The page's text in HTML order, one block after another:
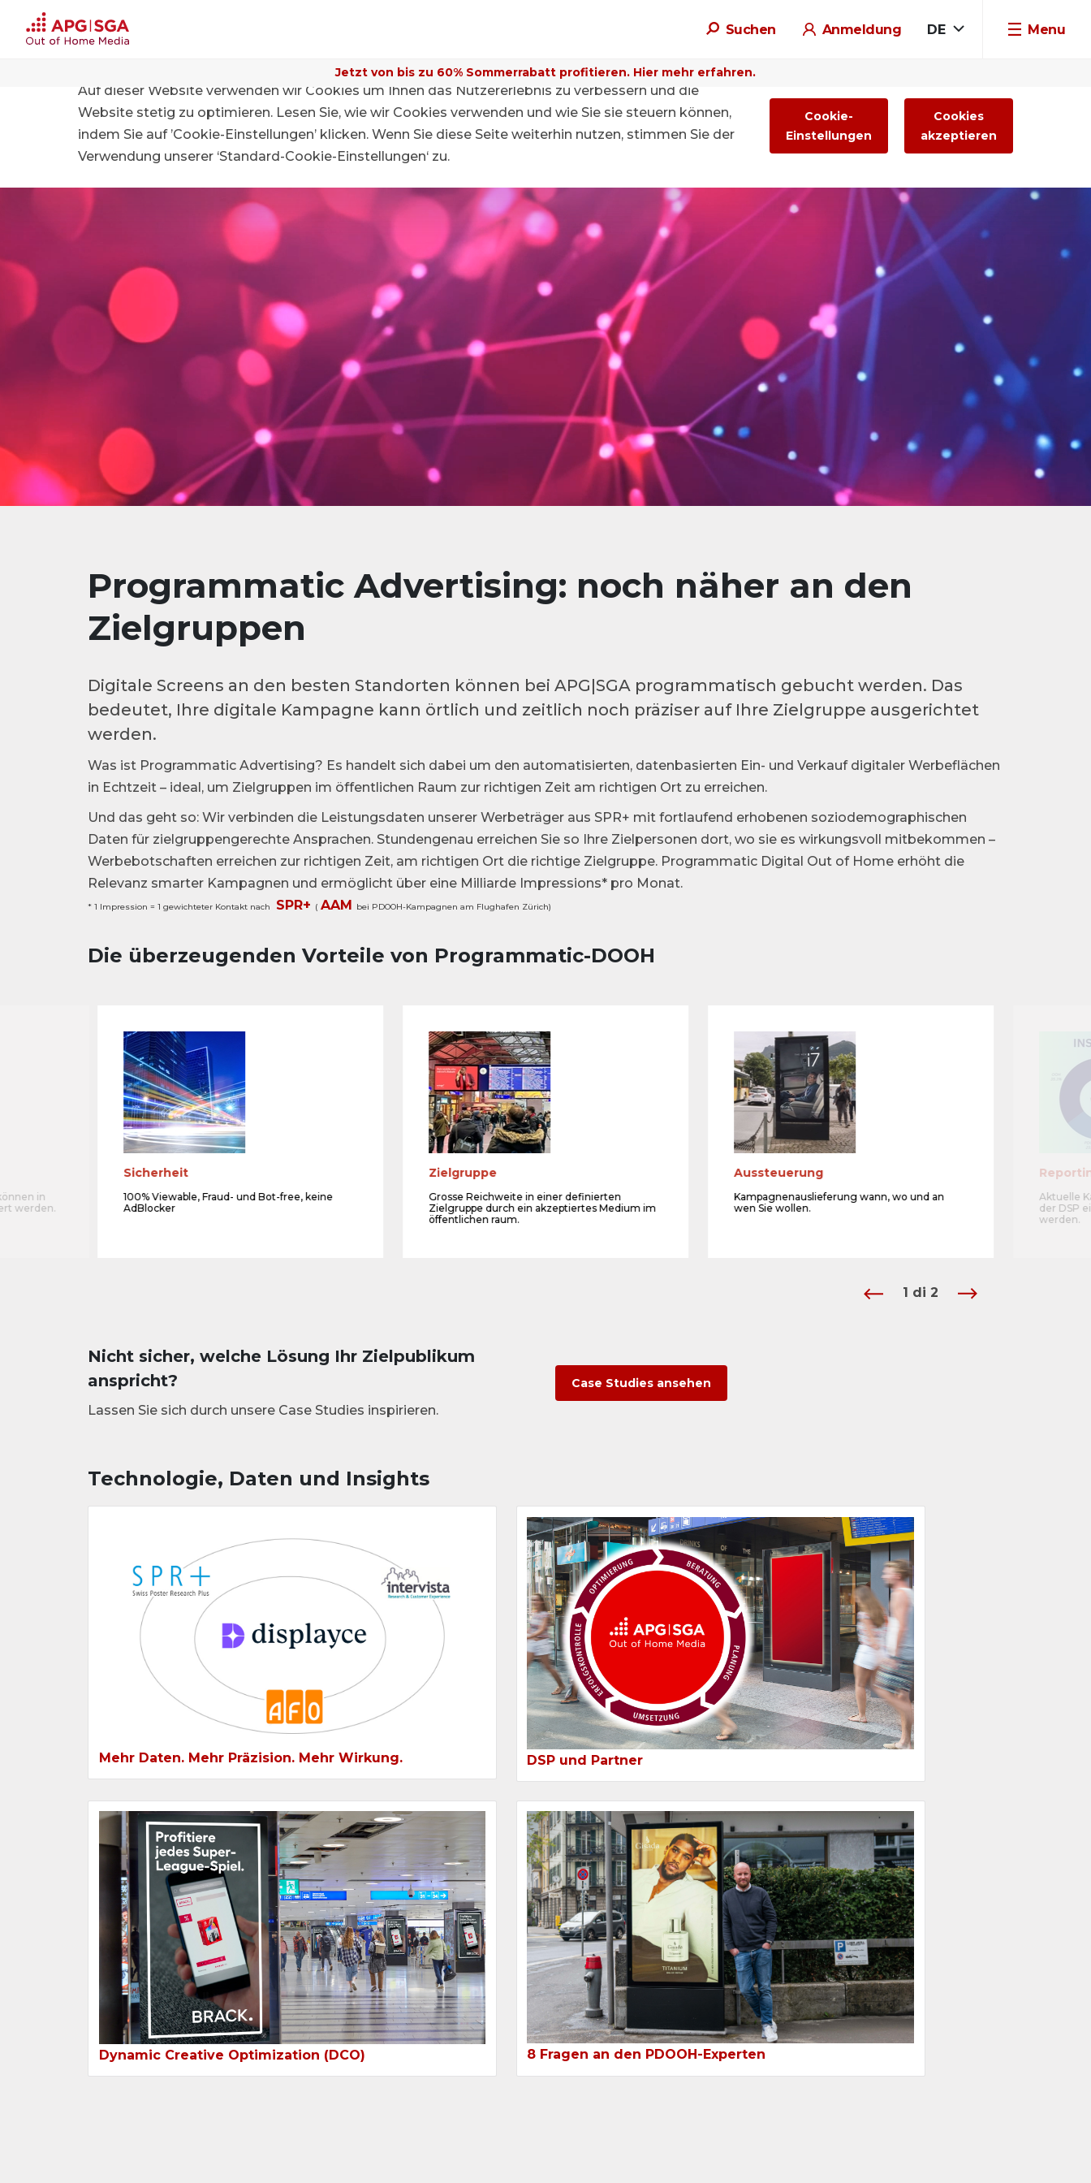
Suchen Anmeldung DE Menu
Jetzt von bis zu 60% Sommerrabatt profitieren. Hier mehr erfahren.
Programmatic Advertising: noch näher an den
Zielgruppen
Digitale Screens an den besten Standorten können bei APG|SGA programmatisch gebucht werden. Das
bedeutet, Ihre digitale Kampagne kann örtlich und zeitlich noch präziser auf Ihre Zielgruppe ausgerichtet
werden.
Was ist Programmatic Advertising? Es handelt sich dabei um den automatisierten, datenbasierten Ein- und Verkauf digitaler Werbeflächen
in Echtzeit – ideal, um Zielgruppen im öffentlichen Raum zur richtigen Zeit am richtigen Ort zu erreichen.
Und das geht so: Wir verbinden die Leistungsdaten unserer Werbeträger aus SPR+ mit fortlaufend erhobenen soziodemographischen
Daten für zielgruppengerechte Ansprachen. Stundengenau erreichen Sie so Ihre Zielpersonen dort, wo sie es wirkungsvoll mitbekommen –
Werbebotschaften erreichen zur richtigen Zeit, am richtigen Ort die richtige Zielgruppe. Programmatic Digital Out of Home erhöht die
Relevanz smarter Kampagnen und ermöglicht über eine Milliarde Impressions* pro Monat.
* 1 Impression = 1 gewichteter Kontakt nach SPR+ ( AAM bei PDOOH-Kampagnen am Flughafen Zürich)
Die überzeugenden Vorteile von Programmatic-DOOH
in
werden.
Sicherheit
100% Viewable, Fraud- und Bot-free, keine
AdBlocker
Zielgruppe
Grosse Reichweite in einer definierten
Zielgruppe durch ein akzeptiertes Medium im
öffentlichen raum.
Aussteuerung
Kampagnenauslieferung wann, wo und an
wen Sie wollen.
Aktuelle
der DSP
werden.
1 di 2
Nicht sicher, welche Lösung Ihr Zielpublikum
anspricht?
Lassen Sie sich durch unsere Case Studies inspirieren.
Case Studies ansehen
Technologie, Daten und Insights
Mehr Daten. Mehr Präzision. Mehr Wirkung. DSP und Partner
Dynamic Creative Optimization (DCO) 8 Fragen an den PDOOH-Experten
Auf dieser Website verwenden wir Cookies um Ihnen das Nutzererlebnis zu verbessern und die
Website stetig zu optimieren. Lesen Sie, wie wir Cookies verwenden und wie Sie sie steuern können,
indem Sie auf ’Cookie-Einstellungen’ klicken. Wenn Sie diese Seite weiterhin nutzen, stimmen Sie der
Verwendung unserer ‘Standard-Cookie-Einstellungen‘ zu.
Cookie-
Einstellungen
Cookies
akzeptieren